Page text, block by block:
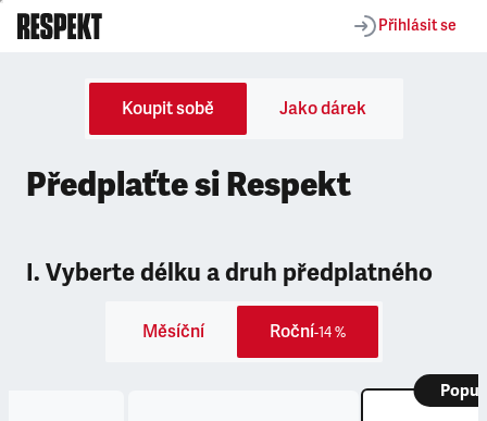
Přihlásit se
Koupit sobě Jako dárek
Předplaťte si Respekt
I. Vyberte délku a druh předplatného
Měsíční Roční-14 %